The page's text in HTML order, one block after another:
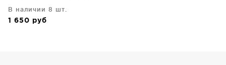
В наличии 8 шт.
1 650 руб